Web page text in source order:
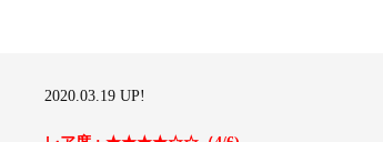
2020.03.19 UP!